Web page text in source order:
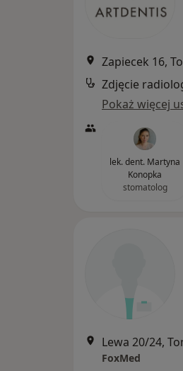
Zapiecek 16,
Zdjęcie
Pokaż więcej
lek. dent. Martyna
Konopka
stomatolog
Lewa 20/24,
FoxMed